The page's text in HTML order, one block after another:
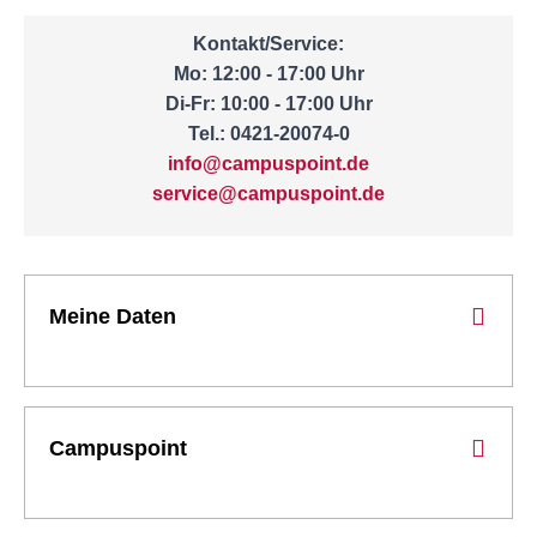
Kontakt/Service:
Mo: 12:00 - 17:00 Uhr
Di-Fr: 10:00 - 17:00 Uhr
Tel.: 0421-20074-0
info@campuspoint.de
service@campuspoint.de
Meine Daten
Campuspoint